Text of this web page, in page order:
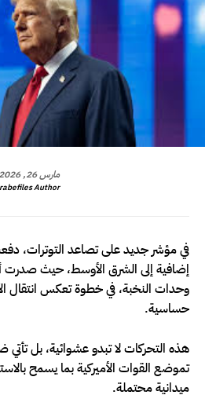
مارس 26, 2026
Author
في مؤشر جديد على تصاعد التوترات،
إضافية إلى الشرق الأوسط، حيث صدرت
وحدات النخبة، في خطوة تعكس انتقال
حساسية.
هذه التحركات لا تبدو عشوائية، بل
تموضع القوات الأميركية بما يسمح
ميدانية محتملة.